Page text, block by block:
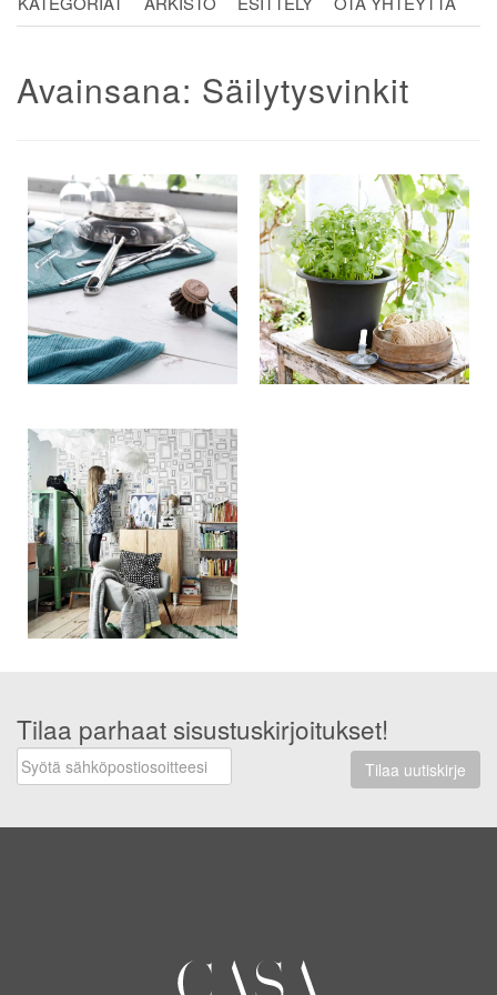
Avainsana: Säilytysvinkit
Tilaa parhaat sisustuskirjoitukset!
Tilaa uutiskirje